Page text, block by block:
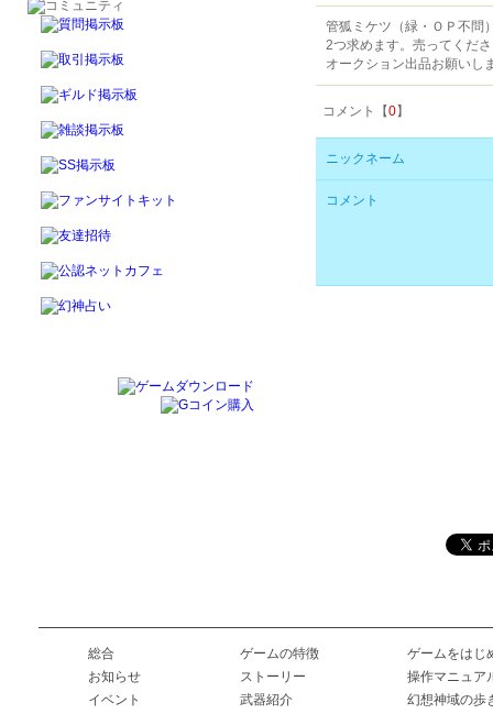
管狐ミケツ（緑・ＯＰ不
2つ求めます。売ってくだ
オークション出品お願いし
コメント【0】
ニックネーム
コメント
総合
お知らせ
イベント
ゲームの特徴
ストーリー
武器紹介
ゲームをはじ
操作マニュア
幻想神域の歩